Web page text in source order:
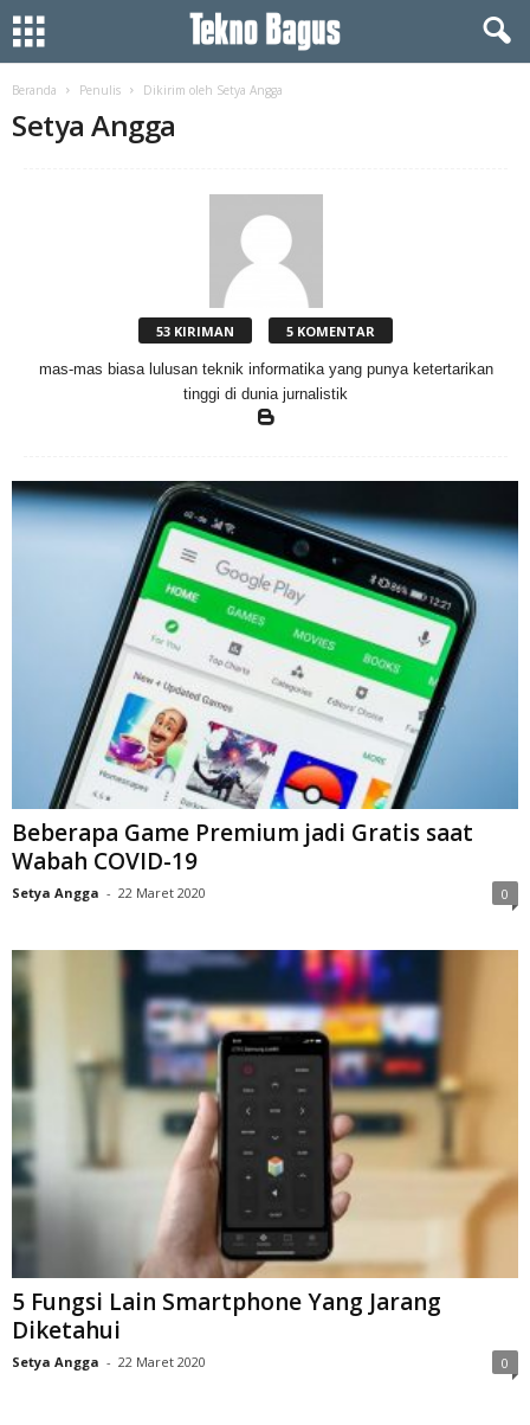
Beranda Penulis Dikirim oleh Setya Angga
Setya Angga
53 KIRIMAN 5 KOMENTAR
mas-mas biasa lulusan teknik informatika yang punya ketertarikan
tinggi di dunia jurnalistik
Beberapa Game Premium jadi Gratis saat
Wabah COVID-19
Setya Angga - 22 Maret 2020 0
5 Fungsi Lain Smartphone Yang Jarang
Diketahui
Setya Angga - 22 Maret 2020 0